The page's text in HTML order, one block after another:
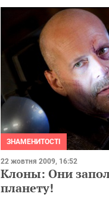
ЗНАМЕНИТОСТІ
22 жовтня 2009, 16:52
Клоны: Они
планету!